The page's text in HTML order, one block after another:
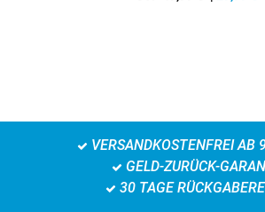
VERSANDKOSTENFREI AB
GELD-ZURÜCK-
30 TAGE